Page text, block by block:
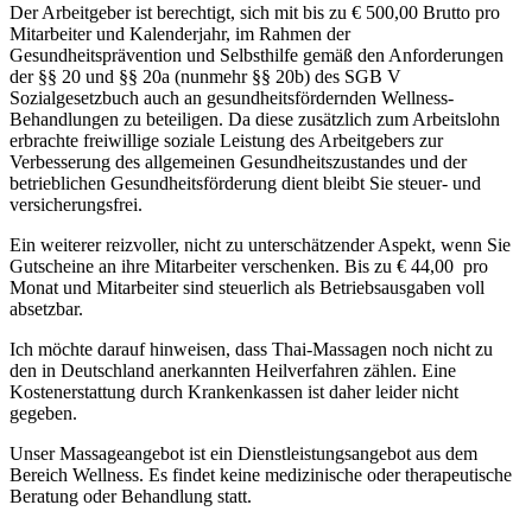
Der Arbeitgeber ist berechtigt, sich mit bis zu € 500,00 Brutto pro
Mitarbeiter und Kalenderjahr, im Rahmen der
Gesundheitsprävention und Selbsthilfe gemäß den Anforderungen
der §§ 20 und §§ 20a (nunmehr §§ 20b) des SGB V
Sozialgesetzbuch auch an gesundheitsfördernden Wellness-
Behandlungen zu beteiligen. Da diese zusätzlich zum Arbeitslohn
erbrachte freiwillige soziale Leistung des Arbeitgebers zur
Verbesserung des allgemeinen Gesundheitszustandes und der
betrieblichen Gesundheitsförderung dient bleibt Sie steuer- und
versicherungsfrei.
Ein weiterer reizvoller, nicht zu unterschätzender Aspekt, wenn Sie
Gutscheine an ihre Mitarbeiter verschenken. Bis zu € 44,00 pro
Monat und Mitarbeiter sind steuerlich als Betriebsausgaben voll
absetzbar.
Ich möchte darauf hinweisen, dass Thai-Massagen noch nicht zu
den in Deutschland anerkannten Heilverfahren zählen. Eine
Kostenerstattung durch Krankenkassen ist daher leider nicht
gegeben.
Unser Massageangebot ist ein Dienstleistungsangebot aus dem
Bereich Wellness. Es findet keine medizinische oder therapeutische
Beratung oder Behandlung statt.